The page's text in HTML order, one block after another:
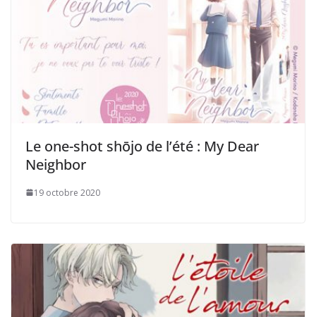
Le one-shot shōjo de l’été : My Dear
Neighbor
19 octobre 2020